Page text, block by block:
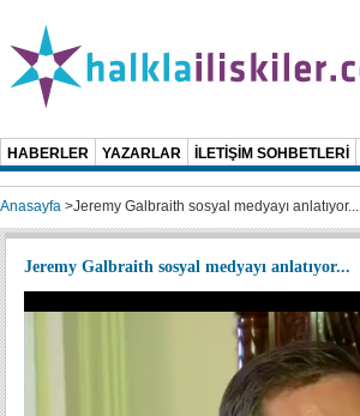
HABERLER YAZARLAR İLETİŞİM SOHBETLERİ
Anasayfa >Jeremy Galbraith sosyal medyayı anlatıyor...
Jeremy Galbraith sosyal medyayı anlatıyor...